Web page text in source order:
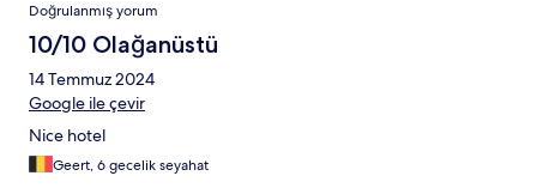
Doğrulanmış yorum
10/10 Olağanüstü
14 Temmuz 2024
Google ile çevir
Nice hotel
Geert, 6 gecelik seyahat